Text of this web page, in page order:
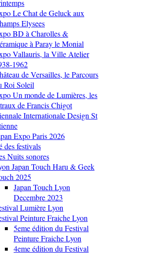
Le Chat de Geluck aux
Elysees
BD à Charolles &
à Paray le Monial
Vallauris, la Ville Atelier
1962
de Versailles, le Parcours
Roi Soleil
Un monde de Lumières, les
de Francis Chigot
Internationale Design St
Expo Paris 2026
des festivals
Nuits sonores
Japan Touch Haru & Geek
2025
Japan Touch Lyon
Decembre 2023
Lumière Lyon
Peinture Fraiche Lyon
5eme édition du Festival
Peinture Fraiche Lyon
4eme édition du Festival